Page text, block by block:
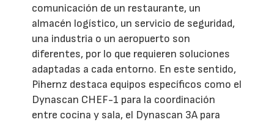
comunicación de un restaurante, un
almacén logístico, un servicio de seguridad,
una industria o un aeropuerto son
diferentes, por lo que requieren soluciones
adaptadas a cada entorno. En este sentido,
Pihernz destaca equipos específicos como el
Dynascan CHEF-1 para la coordinación
entre cocina y sala, el Dynascan 3A para